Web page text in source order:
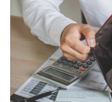
Experten
Mein B:O
Mein Konto